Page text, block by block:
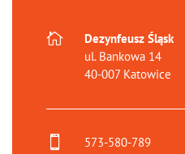

Dezynfeusz Śląsk
ul. Bankowa 14
40-007 Katowice
 573-580-789